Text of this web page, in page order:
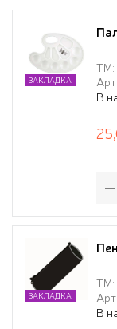
ТМ:
В
ЗАКЛАДКА
ТМ:
В
ЗАКЛАДКА